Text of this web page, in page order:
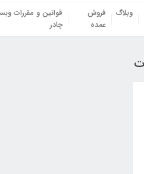
وبلاگ
فروش
عمده
قوانین و مقررات
چادر